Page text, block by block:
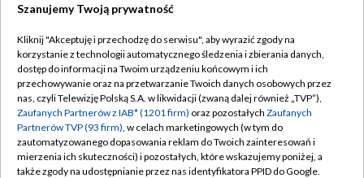
TVP
Abonament TVP
Emisja w TVP
Centrum informacji TVP
Naziemna Telewizja Cyfrowa
Regulamin TVP
Polityka prywatności
Moje zgody
Pomoc
Szanujemy Twoją prywatność
Kliknij "Akceptuję i przechodzę do serwisu", aby wyrazić zgody na
korzystanie z technologii automatycznego śledzenia i zbierania danych,
dostęp do informacji na Twoim urządzeniu końcowym i ich
przechowywanie oraz na przetwarzanie Twoich danych osobowych przez
nas, czyli Telewizję Polską S.A. w likwidacji (zwaną dalej również „TVP”),
Zaufanych Partnerów z IAB* (1201 firm) oraz pozostałych Zaufanych
Partnerów TVP (93 firm), w celach marketingowych (w tym do
zautomatyzowanego dopasowania reklam do Twoich zainteresowań i
mierzenia ich skuteczności) i pozostałych, które wskazujemy poniżej, a
także zgody na udostępnianie przez nas identyfikatora PPID do Google.